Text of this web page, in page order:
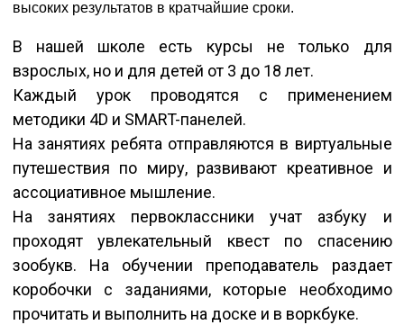
высоких результатов в кратчайшие сроки.
В нашей школе есть курсы не только для
взрослых, но и для детей от 3 до 18 лет.
Каждый урок проводятся с применением
методики 4D и SMART-панелей.
На занятиях ребята отправляются в виртуальные
путешествия по миру, развивают креативное и
ассоциативное мышление.
На занятиях первоклассники учат азбуку и
проходят увлекательный квест по спасению
зообукв. На обучении преподаватель раздает
коробочки с заданиями, которые необходимо
прочитать и выполнить на доске и в воркбуке.